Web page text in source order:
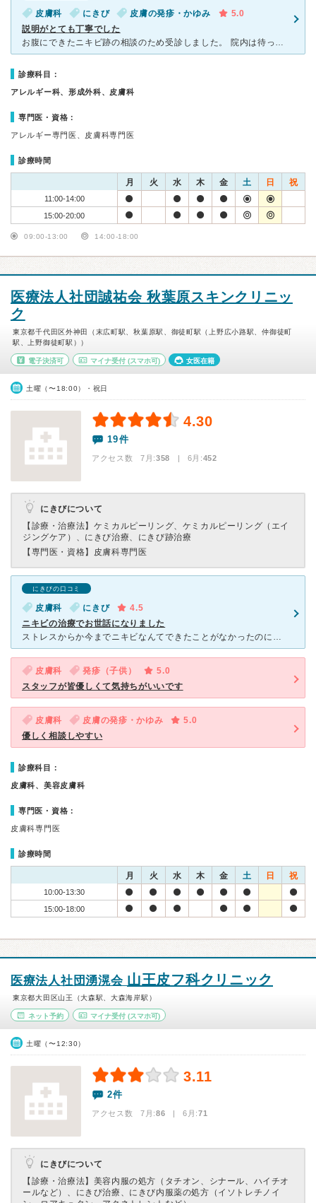
皮膚科 にきび 皮膚の発疹・かゆみ
5.0
説明がとても丁寧でした
お腹にできたニキビ跡の相談のため受診しました。 院内は待ってる患者さんでいっぱいでしたが、初診ではない次回からは予約もできるみたいです。 50分ほど待って診察室へ。綺麗な女医さんでした。 お腹の
診療科目：
アレルギー科、形成外科、皮膚科
専門医・資格：
アレルギー専門医、皮膚科専門医
診療時間
月 火 水 木 金 土 日 祝
11:00-14:00
15:00-20:00
09:00-13:00 14:00-18:00
医療法人社団誠祐会 秋葉原スキンクリニッ
ク
東京都千代田区外神田（末広町駅、秋葉原駅、御徒町駅（上野広小路駅、仲御徒町
駅、上野御徒町駅））
電子決済可 マイナ受付(スマホ可) 女医在籍
土曜（〜18:00）・祝日
4.30
19件
アクセス数 7月:358 | 6月:452
にきびについて
【診療・治療法】 ケミカルピーリング、ケミカルピーリング（エイ
ジングケア）、にきび治療、にきび跡治療
【専門医・資格】 皮膚科専門医
にきびの口コミ
皮膚科 にきび
4.5
ニキビの治療でお世話になりました
ストレスからか今までニキビなんてできたことがなかったのに、急におでこに大量にできなかなか治らずこちらにお世話になりました。 仕事の休憩時間に診察ができて本当によかったです。 WEB上からも事前に予
皮膚科 発疹（子供）
5.0
スタッフが皆優しくて気持ちがいいです
皮膚科 皮膚の発疹・かゆみ
5.0
優しく相談しやすい
診療科目：
皮膚科、美容皮膚科
専門医・資格：
皮膚科専門医
診療時間
月 火 水 木 金 土 日 祝
10:00-13:30
15:00-18:00
医療法人社団湧滉会 山王皮フ科クリニック
東京都大田区山王（大森駅、大森海岸駅）
ネット予約 マイナ受付(スマホ可)
土曜（〜12:30）
3.11
2件
アクセス数 7月:86 | 6月:71
にきびについて
【診療・治療法】 美容内服の処方（タチオン、シナール、ハイチオ
ールなど）、にきび治療、にきび内服薬の処方（イソトレチノイ